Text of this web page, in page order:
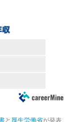
と 厚生労働省が発表